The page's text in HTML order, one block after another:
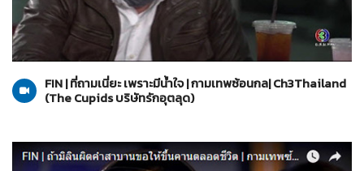
06-06-2560
The Cupids บริษัทรักอุตลุด
FIN | ที่ถามเนี่ยะ เพราะมีน้ำใจ | กามเทพซ้อนกล| Ch3Thailand
(The Cupids บริษัทรักอุตลุด)